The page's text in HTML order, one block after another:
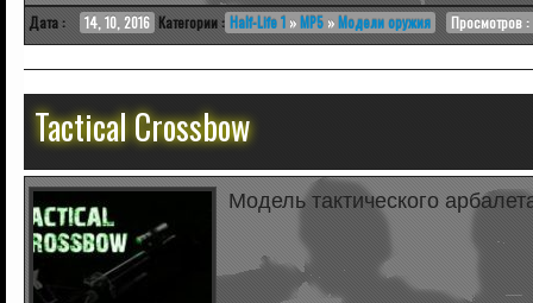
Дата : 14, 10, 2016 Категории : Half-Life 1 »MP5 »Модели оружия Просмотров :
Tactical Crossbow
Модель тактического